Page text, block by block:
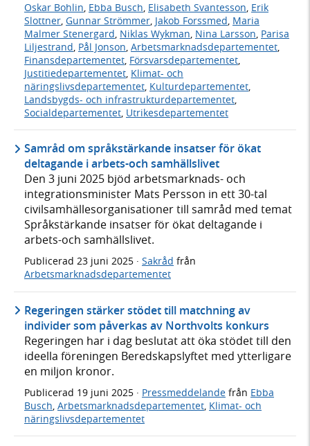
Oskar Bohlin Ebba Busch Elisabeth Svantesson Erik
Slottner Gunnar Strömmer Jakob Forssmed Maria
Malmer Stenergard Niklas Wykman Nina Larsson Parisa
Liljestrand Pål Jonson Arbetsmarknadsdepartementet
Finansdepartementet Försvarsdepartementet
Justitiedepartementet Klimat- och
näringslivsdepartementet Kulturdepartementet
Landsbygds- och infrastrukturdepartementet
Socialdepartementet Utrikesdepartementet
Samråd om språkstärkande insatser för ökat
deltagande i arbets-och samhällslivet
Den 3 juni 2025 bjöd arbetsmarknads- och
integrationsminister Mats Persson in ett 30-tal
civilsamhällesorganisationer till samråd med temat
Språkstärkande insatser för ökat deltagande i
arbets-och samhällslivet.
Publicerad 23 juni 2025 · Sakråd från
Arbetsmarknadsdepartementet
Regeringen stärker stödet till matchning av
individer som påverkas av Northvolts konkurs
Regeringen har i dag beslutat att öka stödet till den
ideella föreningen Beredskapslyftet med ytterligare
en miljon kronor.
Publicerad 19 juni 2025 · Pressmeddelande från Ebba
Busch, Arbetsmarknadsdepartementet, Klimat- och
näringslivsdepartementet